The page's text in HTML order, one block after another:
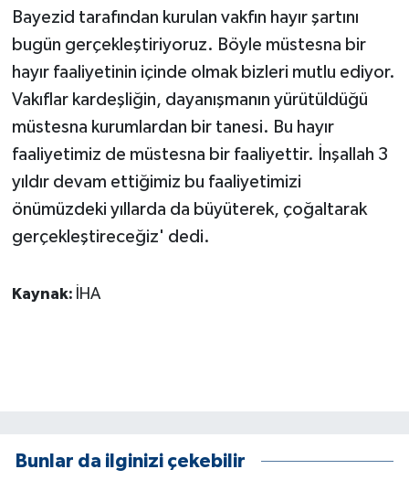
Bayezid tarafından kurulan vakfın hayır şartını
bugün gerçekleştiriyoruz. Böyle müstesna bir
hayır faaliyetinin içinde olmak bizleri mutlu ediyor.
Vakıflar kardeşliğin, dayanışmanın yürütüldüğü
müstesna kurumlardan bir tanesi. Bu hayır
faaliyetimiz de müstesna bir faaliyettir. İnşallah 3
yıldır devam ettiğimiz bu faaliyetimizi
önümüzdeki yıllarda da büyüterek, çoğaltarak
gerçekleştireceğiz' dedi.
Kaynak: İHA
Bunlar da ilginizi çekebilir
SPOR HABERLERİ
TEKNOLOJİ
ÜLKE GÜNDEMİ